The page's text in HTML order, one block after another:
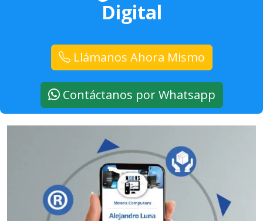
Digital
Llámanos Ahora Mismo
Contáctanos por Whatsapp